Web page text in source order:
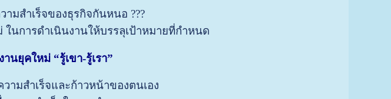
มสำเร็จของธุรกิจกันหนอ ???
นการดำเนินงานให้บรรลุเป้าหมายที่กำหนด
ยุคใหม่ “รู้เขา-รู้เรา”
ามสำเร็จและก้าวหน้าของตนเอง